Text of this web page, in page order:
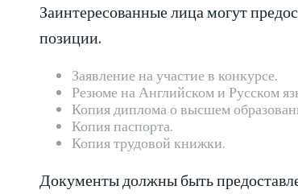
Заинтересованные лица могут
позиции.
Заявление на участие в конкурсе.
Резюме на Английском и Русском
Копия диплома о высшем
Копия паспорта.
Копия трудовой книжки.
Документы должны быть